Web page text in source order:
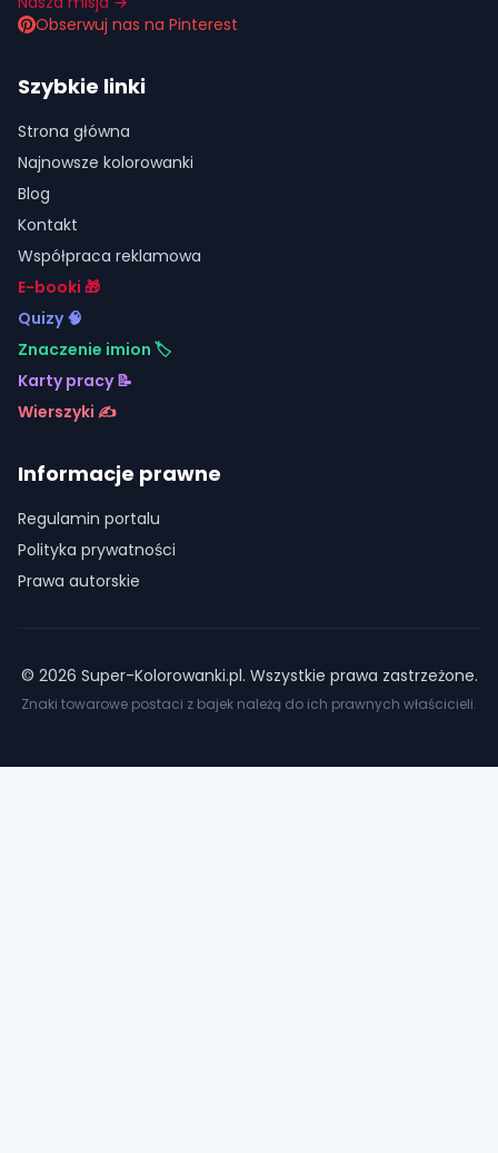
Obserwuj nas na Pinterest
Szybkie linki
Strona główna
Najnowsze kolorowanki
Blog
Kontakt
Współpraca reklamowa
E-booki 🎁
Quizy 🧠
Znaczenie imion 🏷️
Karty pracy 📝
Wierszyki ✍️
Informacje prawne
Regulamin portalu
Polityka prywatności
Prawa autorskie
© 2026 Super-Kolorowanki.pl. Wszystkie prawa zastrzeżone.
Znaki towarowe postaci z bajek należą do ich prawnych właścicieli.